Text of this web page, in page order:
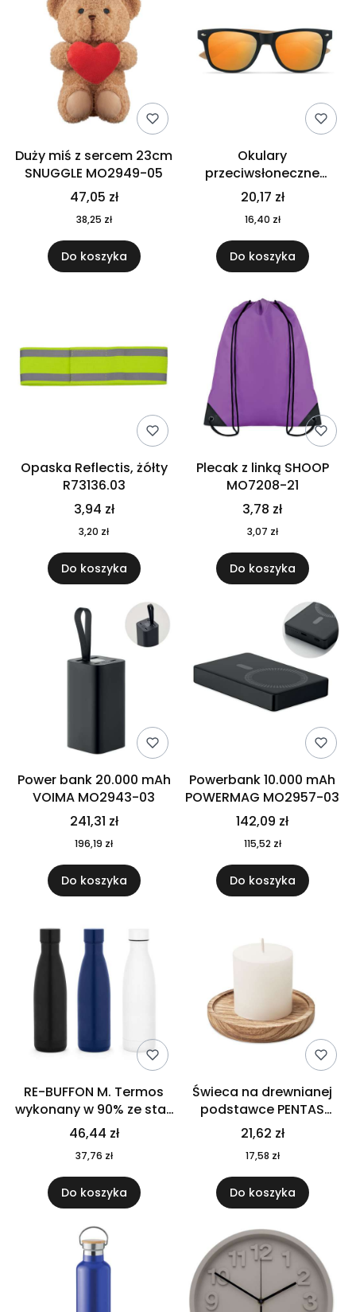
Duży miś z sercem 23cm
SNUGGLE MO2949-05
47,05 zł
38,25 zł
Do koszyka
Okulary
przeciwsłoneczne
CALIFORNIA TOUCH
MO9617-10
20,17 zł
16,40 zł
Do koszyka
Opaska Reflectis, żółty
R73136.03
3,94 zł
3,20 zł
Do koszyka
Plecak z linką SHOOP
MO7208-21
3,78 zł
3,07 zł
Do koszyka
Power bank 20.000 mAh
VOIMA MO2943-03
241,31 zł
196,19 zł
Do koszyka
Powerbank 10.000 mAh
POWERMAG MO2957-03
142,09 zł
115,52 zł
Do koszyka
RE-BUFFON M. Termos
wykonany w 90% ze stali
nierdzewnej
pochodzącej z
recyklingu 520 ml 94294
46,44 zł
37,76 zł
Do koszyka
Świeca na drewnianej
podstawce PENTAS
MO6282-40
21,62 zł
17,58 zł
Do koszyka